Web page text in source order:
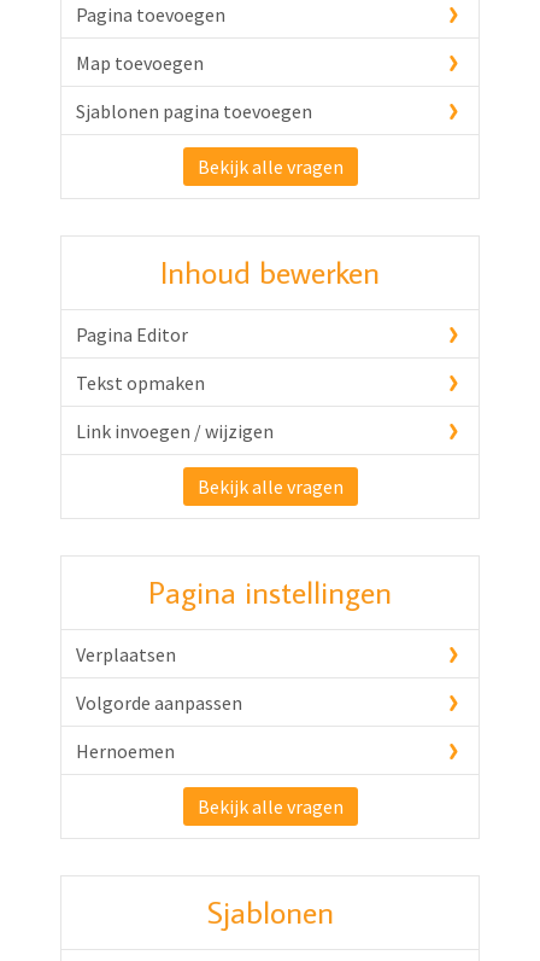
Pagina toevoegen
Map toevoegen
Sjablonen pagina toevoegen
Bekijk alle vragen
Inhoud bewerken
Pagina Editor
Tekst opmaken
Link invoegen / wijzigen
Bekijk alle vragen
Pagina instellingen
Verplaatsen
Volgorde aanpassen
Hernoemen
Bekijk alle vragen
Sjablonen